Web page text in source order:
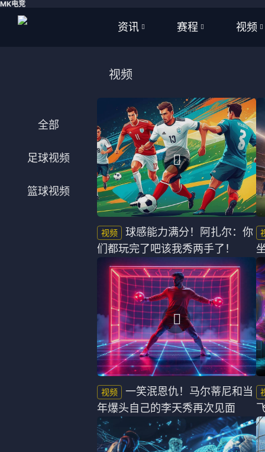
MK电竞
资讯
篮球
体育
英超
西甲
意甲
德甲
法甲
中超
欧冠
NBA
CBA
电竞
赛程
篮球
NBA
CBA
WNBA
英超
西甲
意甲
德甲
法甲
视频
篮球视
全部
足球视频
篮球视频
视频
球感能力满分！阿扎尔：你
们都玩完了吧该我秀两手了！
一笑泯恩仇！马尔蒂尼和当
年爆头自己的李天秀再次见面